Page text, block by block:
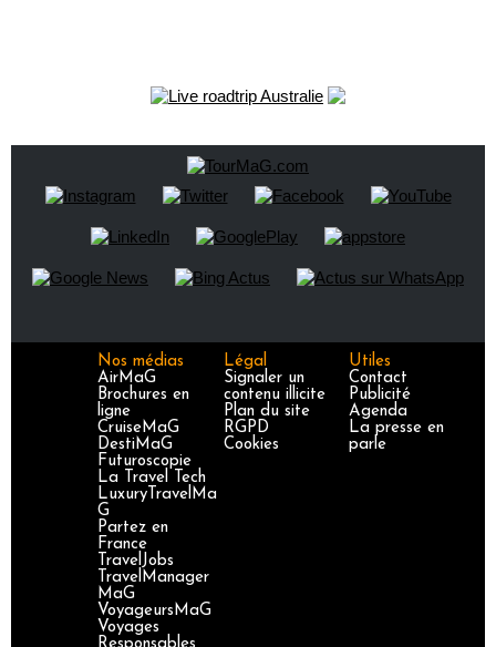
Nos médias
AirMaG
Brochures en
ligne
CruiseMaG
DestiMaG
Futuroscopie
La Travel Tech
LuxuryTravelMa
G
Partez en
France
TravelJobs
TravelManager
MaG
VoyageursMaG
Voyages
Légal
Signaler un
contenu illicite
Plan du site
RGPD
Cookies
Utiles
Contact
Publicité
Agenda
La presse en
parle